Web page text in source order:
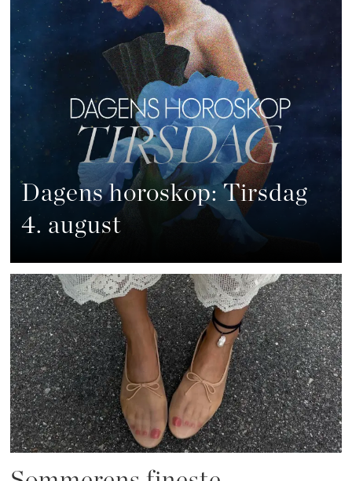
Dagens horoskop: Tirsdag
4. august